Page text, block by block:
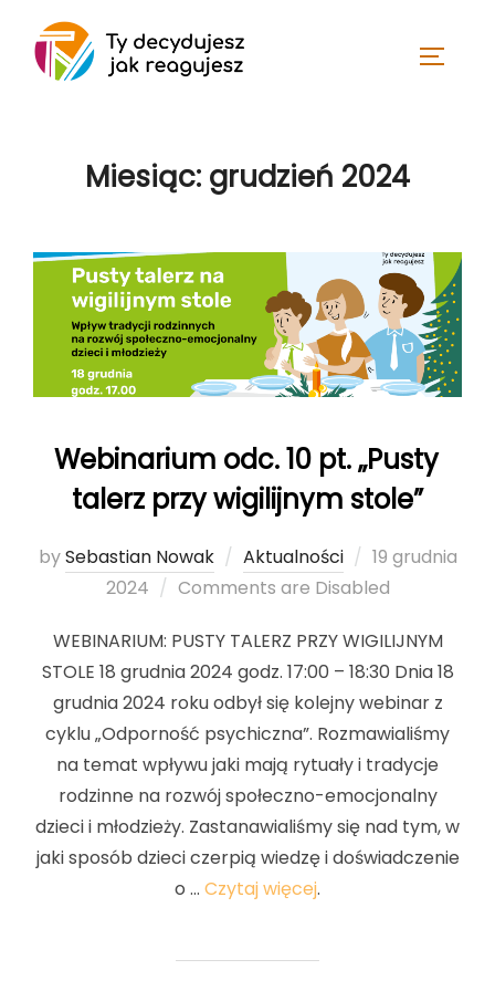
content
Miesiąc: grudzień 2024
Webinarium odc. 10 pt. „Pusty
talerz przy wigilijnym stole”
bySebastian Nowak Aktualności
Posted
on
19 grudnia
2024
Comments are Disabled
WEBINARIUM: PUSTY TALERZ PRZY WIGILIJNYM
STOLE 18 grudnia 2024 godz. 17:00 – 18:30 Dnia 18
grudnia 2024 roku odbył się kolejny webinar z
cyklu „Odporność psychiczna”. Rozmawialiśmy
na temat wpływu jaki mają rytuały i tradycje
rodzinne na rozwój społeczno-emocjonalny
dzieci i młodzieży. Zastanawialiśmy się nad tym, w
jaki sposób dzieci czerpią wiedzę i doświadczenie
o … Czytaj więcej.